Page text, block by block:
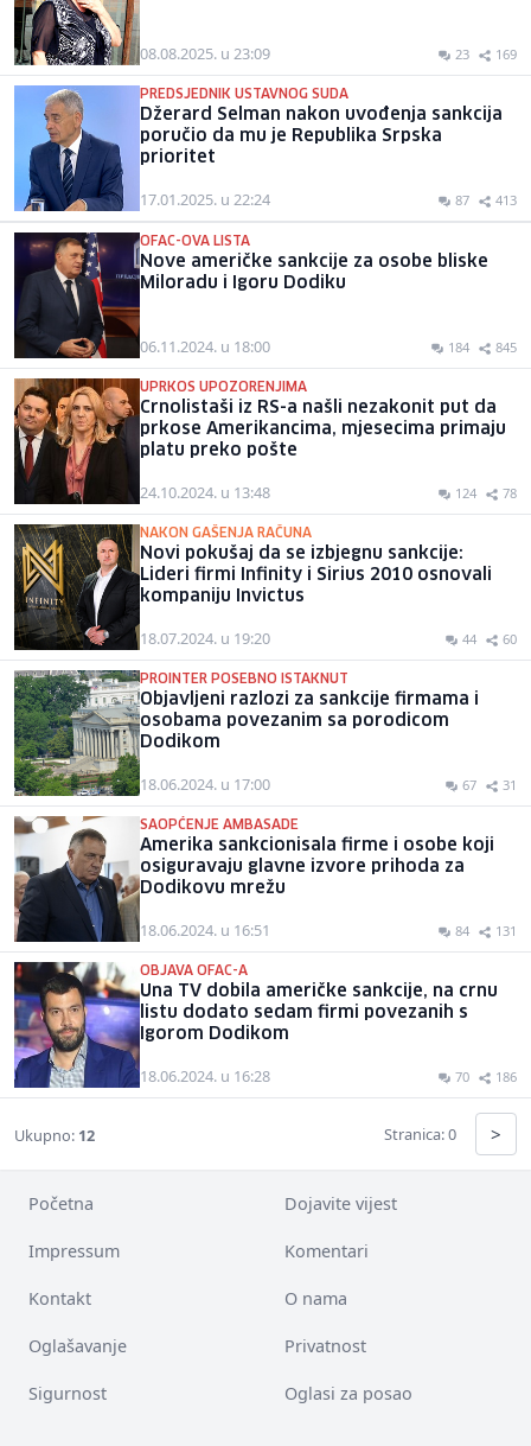
08.08.2025. u 23:09 23 169
PREDSJEDNIK USTAVNOG SUDA
Džerard Selman nakon uvođenja sankcija
poručio da mu je Republika Srpska
prioritet
17.01.2025. u 22:24 87 413
OFAC-OVA LISTA
Nove američke sankcije za osobe bliske
Miloradu i Igoru Dodiku
06.11.2024. u 18:00 184 845
UPRKOS UPOZORENJIMA
Crnolistaši iz RS-a našli nezakonit put da
prkose Amerikancima, mjesecima primaju
platu preko pošte
24.10.2024. u 13:48 124 78
NAKON GAŠENJA RAČUNA
Novi pokušaj da se izbjegnu sankcije:
Lideri firmi Infinity i Sirius 2010 osnovali
kompaniju Invictus
18.07.2024. u 19:20 44 60
PROINTER POSEBNO ISTAKNUT
Objavljeni razlozi za sankcije firmama i
osobama povezanim sa porodicom
Dodikom
18.06.2024. u 17:00 67 31
SAOPĆENJE AMBASADE
Amerika sankcionisala firme i osobe koji
osiguravaju glavne izvore prihoda za
Dodikovu mrežu
18.06.2024. u 16:51 84 131
OBJAVA OFAC-A
Una TV dobila američke sankcije, na crnu
listu dodato sedam firmi povezanih s
Igorom Dodikom
18.06.2024. u 16:28 70 186
Ukupno: 12 Stranica: 0 >
Početna Dojavite vijest
Impressum Komentari
Kontakt O nama
Oglašavanje Privatnost
Sigurnost Oglasi za posao